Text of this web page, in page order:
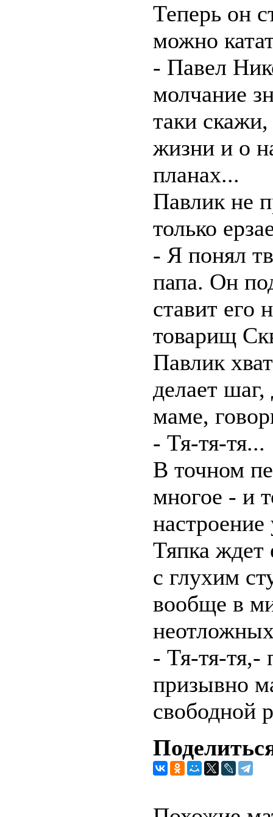
Теперь он
можно
- Павел
молчание
таки
жизни и о
планах...
Павлик не
только
- Я понял
папа. Он
ставит его
товарищ
Павлик
делает
маме,
- Тя-тя-тя...
В точном
многое - и
Тяпка ждет
с глухим
вообще в
- Тя-тя-тя,-
призывно
свободной